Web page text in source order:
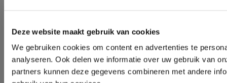
Deze website maakt gebruik van cookies
We gebruiken cookies om content en advertenties te
analyseren. Ook delen we informatie over uw gebruik van
partners kunnen deze gegevens combineren met andere